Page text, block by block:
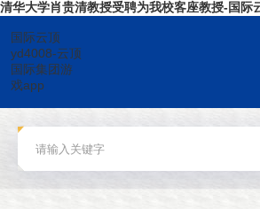
清华大学肖贵清教授受聘为我校客座教授-国际
国际云顶
yd4008-云顶
国际集团游
戏app